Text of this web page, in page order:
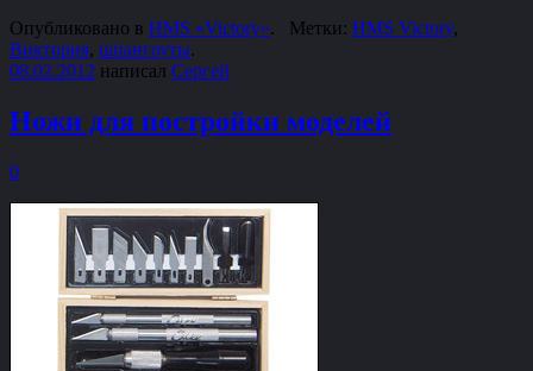
Опубликовано в HMS «Victory». Метки: HMS Victory,
Виктория, шпангоуты.
08.02.2012 написал Сергей
Ножи для постройки моделей
0